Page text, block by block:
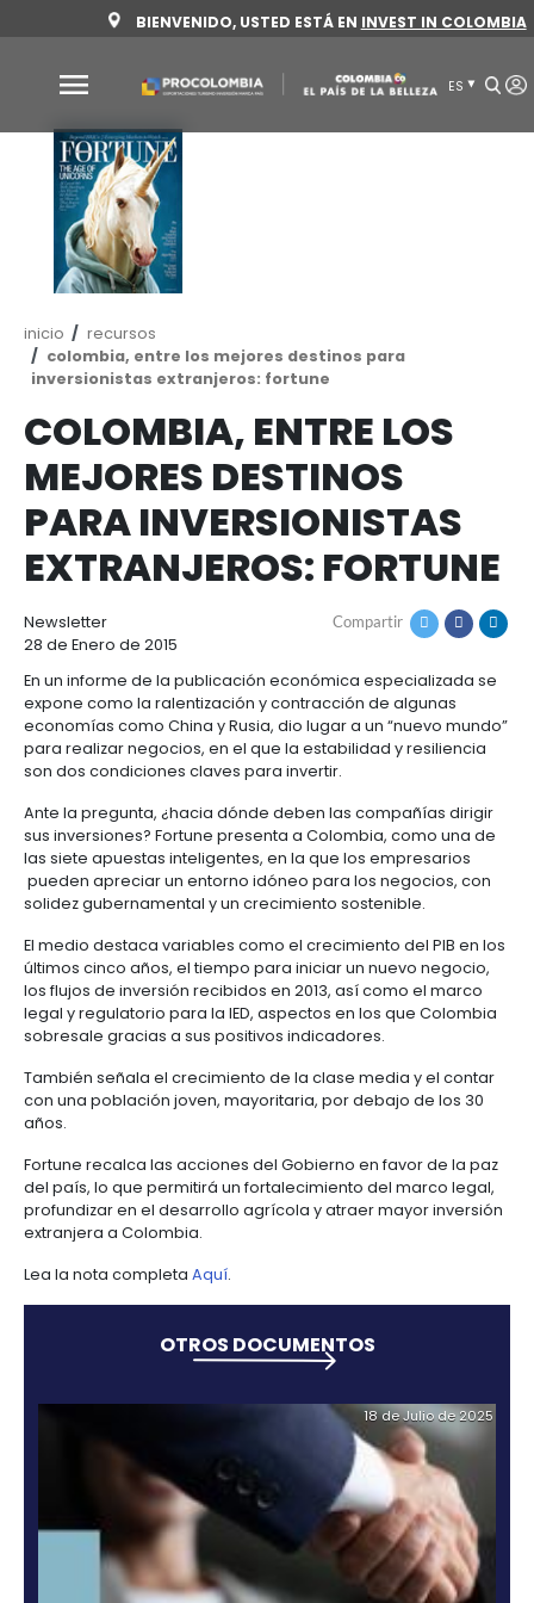
al
contenido
principal
BIENVENIDO, USTED ESTÁ ENINVEST
Por
qué
Colombia
para
invertir
Sectores
para
invertir
Agroindustria
y
alimentos
Agroindustria
y
alimentos
Alimentos
procesados
Cacao
y
derivados
Forestal
Frutas
y
verduras
Energía
Energía
renovable
Hidrógeno
verde
y
ciencias
Salud
y
ciencias
y
cuidado
Farmacéutica
Infraestructura
Infraestructura
Agua
y
Infraestructura
social
Manufacturas
Manufacturas
Astilleros
Materiales
de
Tecnología
y
Tecnología
y
creatividad
Audiovisual
Centros
de
servicios
compartidos
Data
Otros
sectores
Otros
sectores
Agroquímicos
Infraestructura
en
turismo
Cómo
invertir
Cómo
invertir
1.
Régimen
general
de
la
inversión
extranjera
2.
Régimen
corporativo
3.
Cumplimiento
y
corporativo
4.
Derecho
migratorio
Relaciones
estado
Recursos
Recursos
Acompañamiento
Buscador
de
oportunidades
Buscador
de
oportunidades
Inversionista
Empresario
Directorio
de
servicios
Recursos
de
información
Mapa
de
proyectos
por
Oportunidades
de
Regional
Contacto
Ruta
de
navegación
inicio
recursos
colombia, entre los mejores destinos para
inversionistas extranjeros: fortune
COLOMBIA, ENTRE
MEJORES DESTINOS
PARA
EXTRANJEROS:
Newsletter
28 de Enero de 2015
En un informe de la publicación económica
expone como la ralentización y contracción de
economías como China y Rusia, dio lugar a un
para realizar negocios, en el que la estabilidad y
son dos condiciones claves para invertir.
Ante la pregunta, ¿hacia dónde deben las
sus inversiones? Fortune presenta a Colombia,
las siete apuestas inteligentes, en la que los
pueden apreciar un entorno idóneo para los
solidez gubernamental y un crecimiento sostenible.
El medio destaca variables como el crecimiento del
últimos cinco años, el tiempo para iniciar un nuevo
los flujos de inversión recibidos en 2013, así como
legal y regulatorio para la IED, aspectos en los que
También señala el crecimiento de la clase media
con una población joven, mayoritaria, por debajo
años.
Fortune recalca las acciones del Gobierno en
del país, lo que permitirá un fortalecimiento del
profundizar en el desarrollo agrícola y atraer
extranjera a Colombia.
Lea la nota completaAquí.